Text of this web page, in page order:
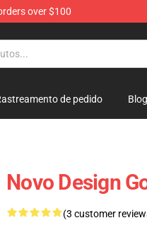
over $100
de pedido Blog
Novo Design
(3 customer